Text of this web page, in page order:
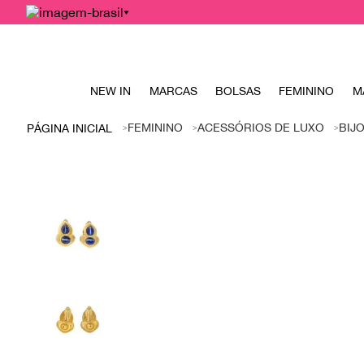
NEW IN MARCAS BOLSAS FEMININO
FEMININO ACESSÓRIOS DE LUXO